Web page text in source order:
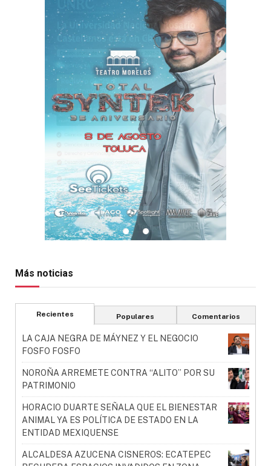
Más noticias
Recientes Populares Comentarios
LA CAJA NEGRA DE MÁYNEZ Y EL NEGOCIO
FOSFO FOSFO
NOROÑA ARREMETE CONTRA “ALITO” POR SU
PATRIMONIO
HORACIO DUARTE SEÑALA QUE EL BIENESTAR
ANIMAL YA ES POLÍTICA DE ESTADO EN LA
ENTIDAD MEXIQUENSE
ALCALDESA AZUCENA CISNEROS: ECATEPEC